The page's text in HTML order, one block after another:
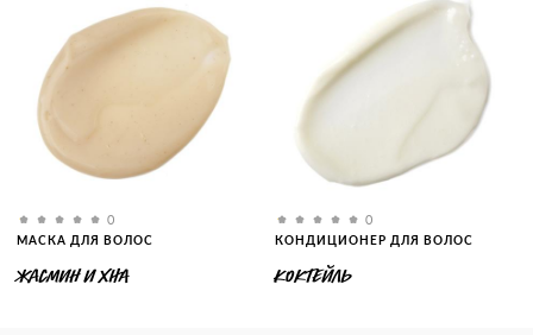
0
МАСКА ДЛЯ ВОЛОС
ЖАСМИН И ХНА
0
КОНДИЦИОНЕР ДЛЯ ВОЛОС
КОКТЕЙЛЬ